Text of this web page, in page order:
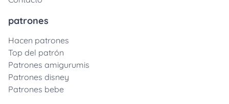
patrones
Hacen patrones
Top del patrón
Patrones amigurumis
Patrones disney
Patrones bebe